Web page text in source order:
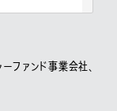
ファンド事業会社、